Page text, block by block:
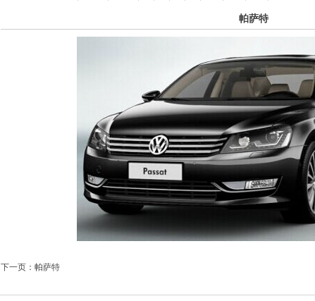
帕萨特
下一页：帕萨特